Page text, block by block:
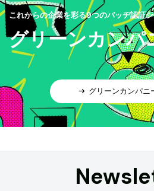
これからの企業を彩る9つのバッヂ認証
グリーンカンパ
グリーンカンパニ